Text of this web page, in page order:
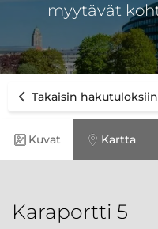
myytävät
Takaisin hakutuloksiin
Kuvat Kartta
Karaportti 5